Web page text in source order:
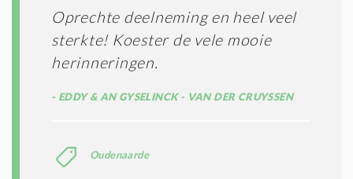
Oprechte deelneming en heel veel
sterkte! Koester de vele mooie
herinneringen.
EDDY & AN GYSELINCK - VAN DER CRUYSSEN
Oudenaarde